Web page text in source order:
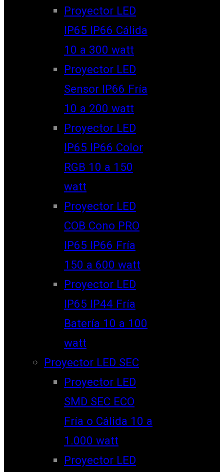
Proyector LED
IP65 IP66 Cálida
10 a 300 watt
Proyector LED
Sensor IP66 Fría
10 a 200 watt
Proyector LED
IP65 IP66 Color
RGB 10 a 150
watt
Proyector LED
COB Cono PRO
IP65 IP66 Fría
150 a 600 watt
Proyector LED
IP65 IP44 Fría
Batería 10 a 100
watt
Proyector LED SEC
Proyector LED
SMD SEC ECO
Fría o Cálida 10 a
1.000 watt
Proyector LED